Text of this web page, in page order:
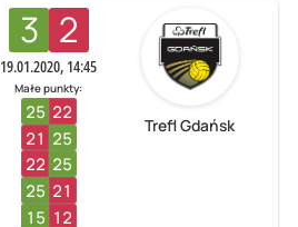
3 2
19.01.2020, 14:45
Małe punkty:
25 22
21 25
22 25
25 21
15 12
Trefl Gdańsk